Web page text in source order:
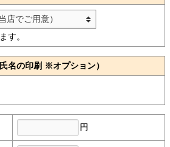
す。
名の印刷 ※オプション）
円